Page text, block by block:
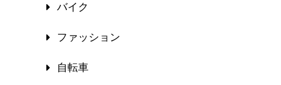
バイク
ファッション
自転車